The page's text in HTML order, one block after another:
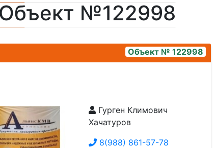
№122998
Объект № 122998
59c934c2-bf3d-411b-be9f-7f33f179d4e3
Гурген Климович
Хачатуров
8(988) 861-57-78